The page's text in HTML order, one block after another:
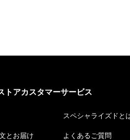
トアカスタマーサービス
とお届け
スペシャライズドと
よくあるご質問